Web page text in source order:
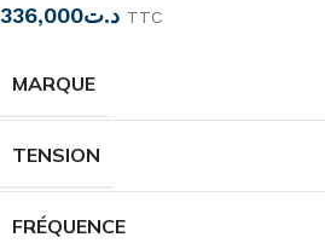
د.ت336,000 TTC
MARQUE
TENSION
FRÉQUENCE